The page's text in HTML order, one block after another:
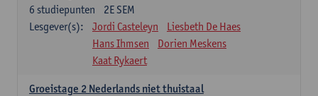
2E SEM
6 studiepunten
Lesgever(s):
Jordi Casteleyn
Liesbeth De Haes
Hans Ihmsen
Dorien Meskens
Kaat Rykaert
Groeistage 2 Nederlands niet thuistaal